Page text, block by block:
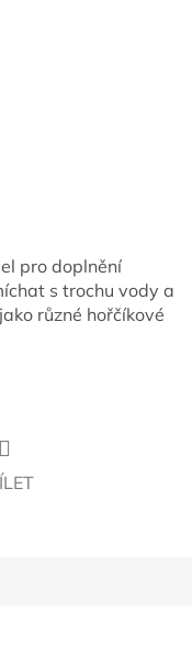
pro doplnění
s trochu vody a
různé hořčíkové